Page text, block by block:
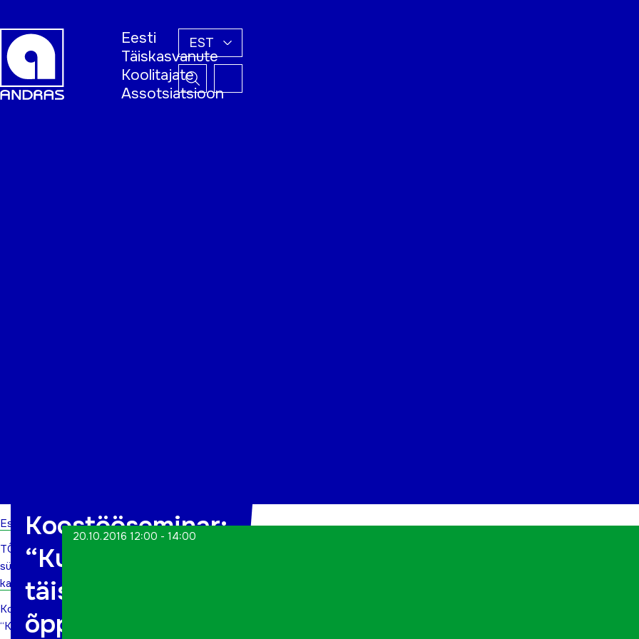
Eesti
Täiskasvanute
Koolitajate
Assotsiatsioon
EST
Esileht
TÕN
sündmuste
kalender
Koostööseminar:
“Kuidas
Koostööseminar:
“Kuidas saada
täiskasvanud
õppima?”
20.10.2016 12:00 - 14:00